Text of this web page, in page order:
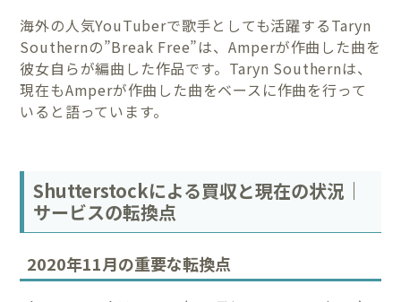
海外の人気YouTuberで歌手としても活躍するTaryn
Southernの”Break Free”は、Amperが作曲した曲を
彼女自らが編曲した作品です。Taryn Southernは、
現在もAmperが作曲した曲をベースに作曲を行って
いると語っています。
Shutterstockによる買収と現在の状況｜
サービスの転換点
2020年11月の重要な転換点